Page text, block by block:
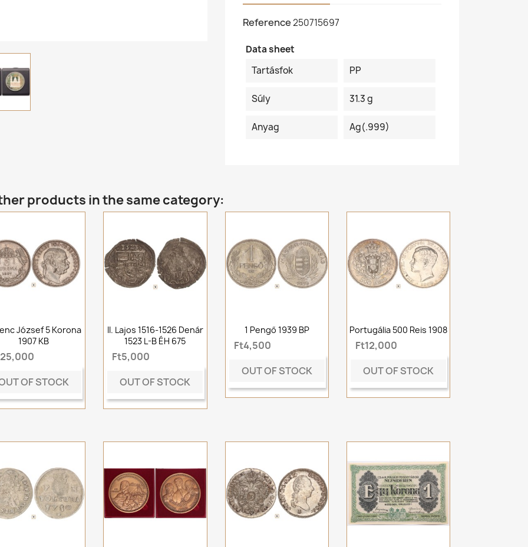
Reference250715697
Data sheet
Tartásfok
PP
Súly 31.3 g
Anyag Ag(.999)
products in the same category:
József 5 Korona
1907 KB
OF STOCK
II. Lajos 1516-1526 Denár
1523 L-B ÉH 675
Ft5,000
OUT OF STOCK
1 Pengő 1939 BP
Ft4,500
OUT OF STOCK
Portugália 500 Reis 1908
Ft12,000
OUT OF STOCK